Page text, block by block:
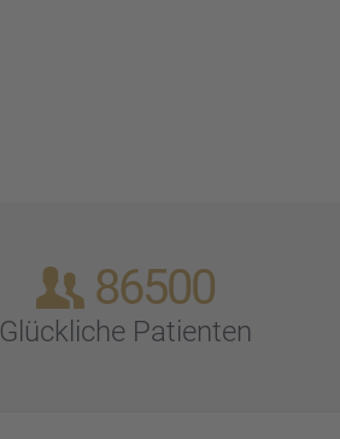
86500
Glück­li­che Patien­ten